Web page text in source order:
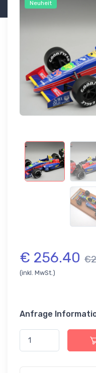
Neuheit
€ 256.40
(inkl. MwSt.)
Anfrage